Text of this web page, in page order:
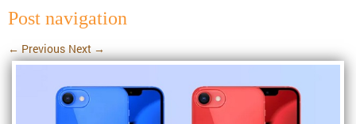
Post navigation
← Previous Next →